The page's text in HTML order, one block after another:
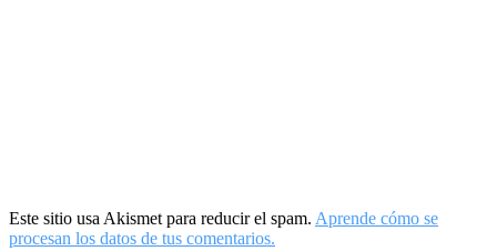
Este sitio usa Akismet para reducir el spam. Aprende cómo se
procesan los datos de tus comentarios.